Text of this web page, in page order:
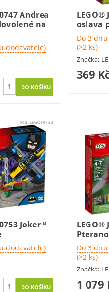
Andrea
na
dodavatele)
LEGO®
oslava
Do 3
(>2 ks)
Značka:
369
Kód:LEGO10753
Joker™
dodavatele)
LEGO®
Do 3
(>2 ks)
Značka:
1 079